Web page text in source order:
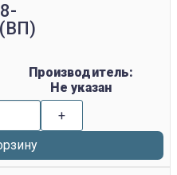
Производитель:
Не указан
+